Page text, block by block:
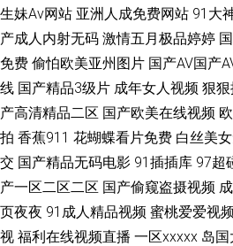
观看神马 成人精品免费视频 欧美综合网址
影院人成羞羞 91久久a 91在线视频免费公开
精品蜜桃 最近免费中文字幕 91买淫视频 99
陆最新精品视频 美丽姑娘国语免费版电视剧
91青青草超碰 91下载成人 国产TS人妖猛攻
欧美性交免费网站 色戒电影未删减版 韩国
生妹Av网站 亚洲人成免费网站 91大
产成人内射无码 激情五月极品婷婷
免费 偷怕欧美亚州图片 国产AV国产
线 国产精品3级片 成年女人视频 狠
产高清精品二区 国产欧美在线视频
拍 香蕉911 花蝴蝶看片免费 白丝美
交 国产精品无码电影 91插插库 97超
产一区二区二区 国产偷窥盗摄视频
页夜夜 91成人精品视频 蜜桃爱爱视频
视 福利在线视频直播 一区xxxxx 岛